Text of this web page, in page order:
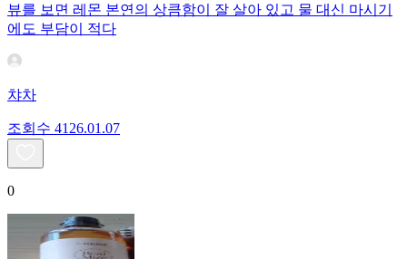
뷰를 보면 레몬 본연의 상큼함이 잘 살아 있고 물 대신 마시기
에도 부담이 적다
챠차
조회수 41 26.01.07
0